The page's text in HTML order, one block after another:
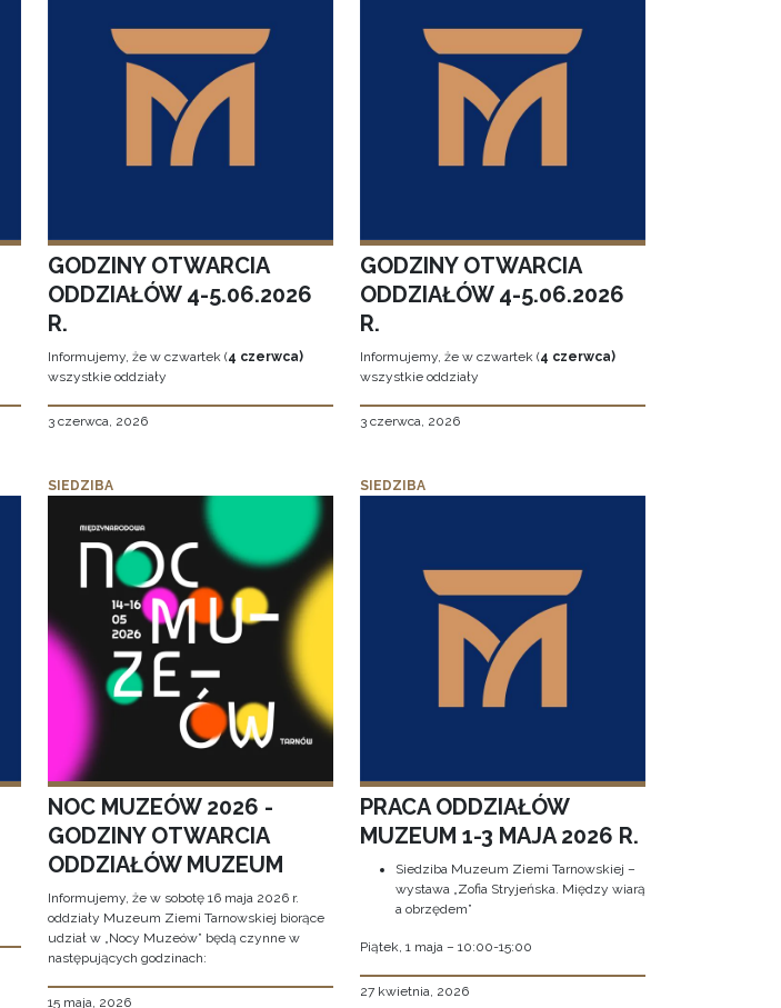
GODZINY OTWARCIA
ODDZIAŁÓW 4-5.06.2026
R.
Informujemy, że w czwartek (4 czerwca)
wszystkie oddziały
3 czerwca, 2026
GODZINY OTWARCIA
ODDZIAŁÓW 4-5.06.2026
R.
Informujemy, że w czwartek (4 czerwca)
wszystkie oddziały
3 czerwca, 2026
SIEDZIBA
NOC MUZEÓW 2026 -
GODZINY OTWARCIA
ODDZIAŁÓW MUZEUM
Informujemy, że w sobotę 16 maja 2026 r.
oddziały Muzeum Ziemi Tarnowskiej biorące
udział w „Nocy Muzeów” będą czynne w
następujących godzinach:
15 maja, 2026
SIEDZIBA
PRACA ODDZIAŁÓW
MUZEUM 1-3 MAJA 2026 R.
Siedziba Muzeum Ziemi Tarnowskiej –
wystawa „Zofia Stryjeńska. Między wiarą
a obrzędem”
Piątek, 1 maja – 10:00-15:00
27 kwietnia, 2026